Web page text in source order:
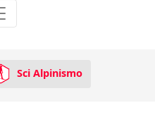
Sci Alpinismo